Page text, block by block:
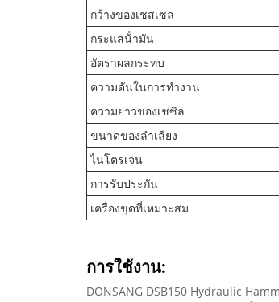
กว้างของเชสเซล
กระแสน้ํามัน
อัตราผลกระทบ
ความดันในการทํางาน
ความยาวของเชซิล
ขนาดของลําเลียง
ไนโตรเจน
การรับประกัน
เครื่องขุดที่เหมาะสม
การใช้งาน:
DONSANG DSB150 Hydraulic